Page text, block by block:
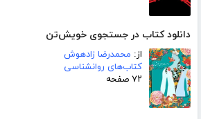
دانلود کتاب در جستجوی خویش‌تن
از: محمدرضا زادهوش
کتاب‌های روانشناسی
۷۲ صفحه